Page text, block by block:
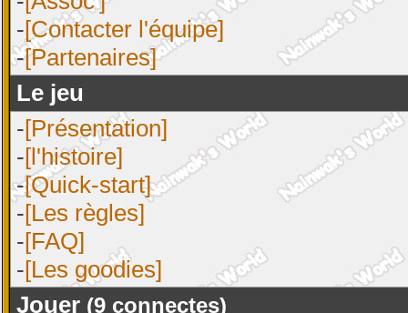
-[Contacter l'équipe]
-[Partenaires]
Le jeu
-[Présentation]
-[l'histoire]
-[Quick-start]
-[Les règles]
-[FAQ]
-[Les goodies]
Jouer (9 connectes)